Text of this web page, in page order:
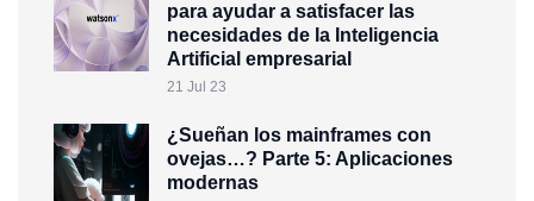
para ayudar a satisfacer las
necesidades de la Inteligencia
Artificial empresarial
21 Jul 23
¿Sueñan los mainframes con
ovejas…? Parte 5: Aplicaciones
modernas